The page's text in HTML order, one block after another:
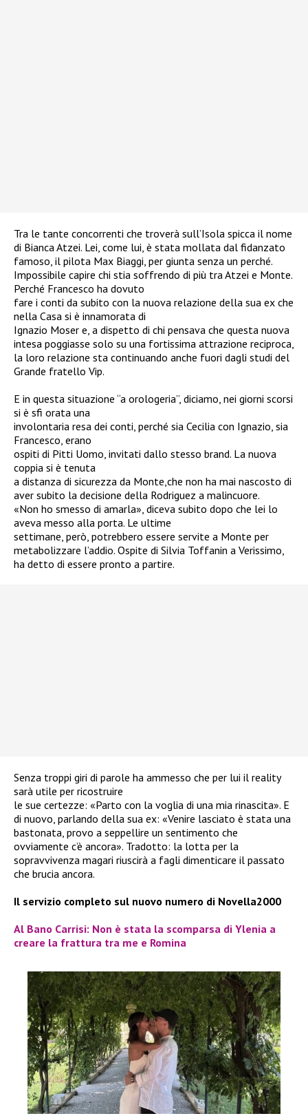
Tra le tante concorrenti che troverà sull’Isola spicca il nome
di Bianca Atzei. Lei, come lui, è stata mollata dal fidanzato
famoso, il pilota Max Biaggi, per giunta senza un perché.
Impossibile capire chi stia soffrendo di più tra Atzei e Monte.
Perché Francesco ha dovuto
fare i conti da subito con la nuova relazione della sua ex che
nella Casa si è innamorata di
Ignazio Moser e, a dispetto di chi pensava che questa nuova
intesa poggiasse solo su una fortissima attrazione reciproca,
la loro relazione sta continuando anche fuori dagli studi del
Grande fratello Vip.
E in questa situazione “a orologeria”, diciamo, nei giorni scorsi
si è sfi orata una
involontaria resa dei conti, perché sia Cecilia con Ignazio, sia
Francesco, erano
ospiti di Pitti Uomo, invitati dallo stesso brand. La nuova
coppia si è tenuta
a distanza di sicurezza da Monte,che non ha mai nascosto di
aver subito la decisione della Rodriguez a malincuore.
«Non ho smesso di amarla», diceva subito dopo che lei lo
aveva messo alla porta. Le ultime
settimane, però, potrebbero essere servite a Monte per
metabolizzare l’addio. Ospite di Silvia Toffanin a Verissimo,
ha detto di essere pronto a partire.
Senza troppi giri di parole ha ammesso che per lui il reality
sarà utile per ricostruire
le sue certezze: «Parto con la voglia di una mia rinascita». E
di nuovo, parlando della sua ex: «Venire lasciato è stata una
bastonata, provo a seppellire un sentimento che
ovviamente c’è ancora». Tradotto: la lotta per la
sopravvivenza magari riuscirà a fagli dimenticare il passato
che brucia ancora.
Il servizio completo sul nuovo numero di Novella2000
Al Bano Carrisi: Non è stata la scomparsa di Ylenia a
creare la frattura tra me e Romina